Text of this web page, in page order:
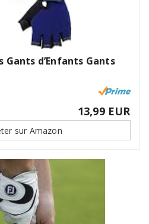
Gants d’Enfants Gants
13,99 EUR
sur Amazon